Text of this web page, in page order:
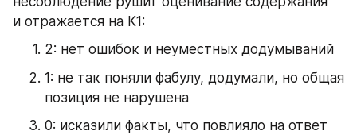
и отражается на К1:
2: нет ошибок и неуместных додумываний
1: не так поняли фабулу, додумали, но общая
позиция не нарушена
0: исказили факты, что повлияло на ответ